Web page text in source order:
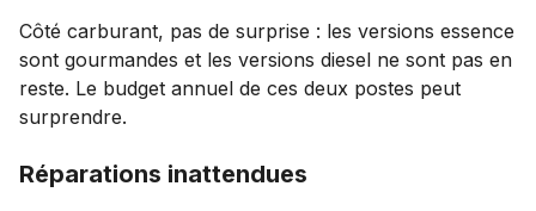
Côté carburant, pas de surprise : les versions essence
sont gourmandes et les versions diesel ne sont pas en
reste. Le budget annuel de ces deux postes peut
surprendre.
Réparations inattendues